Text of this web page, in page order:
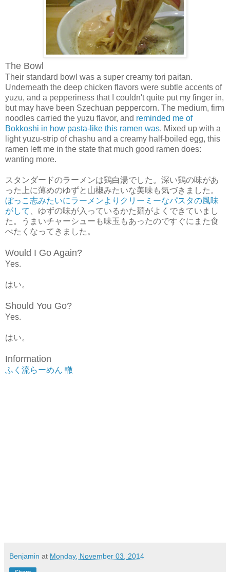
The Bowl
Their standard bowl was a super creamy tori paitan.
Underneath the deep chicken flavors were subtle accents of
yuzu, and a pepperiness that I couldn't quite put my finger in,
but may have been Szechuan peppercorn. The medium, firm
noodles carried the yuzu flavor, and reminded me of
Bokkoshi in how pasta-like this ramen was. Mixed up with a
light yuzu-strip of chashu and a creamy half-boiled egg, this
ramen left me in the state that much good ramen does:
wanting more.
スタンダードのラーメンは鶏白湯でした。深い鶏の味があ
った上に薄めのゆずと山椒みたいな美味も気づきました。
ぼっこ志みたいにラーメンよりクリーミーなパスタの風味
がして
、ゆずの味が入っているかた麺がよくできていまし
た。うまいチャーシューも味玉もあったのですぐにまた食
べたくなってきました。
Would I Go Again?
Yes.
はい。
Should You Go?
Yes.
はい。
Information
ふく流らーめん 轍
Benjamin at Monday, November 03, 2014